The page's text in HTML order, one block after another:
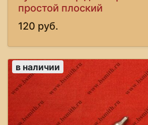
простой плоский
120 руб.
в наличии